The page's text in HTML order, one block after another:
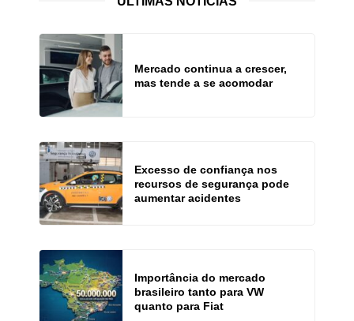
Mercado continua a crescer,
mas tende a se acomodar
Excesso de confiança nos
recursos de segurança pode
aumentar acidentes
Importância do mercado
brasileiro tanto para VW
quanto para Fiat